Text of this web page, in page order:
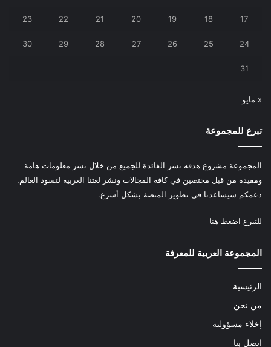
17
18
19
20
21
22
23
24
25
26
27
28
29
30
31
« مايو
تبرع للمجموعة
المجموعة مشروع هدفه نشر الفائدة للجميع من خلال نشر معلومات هامة
ومفيدة من قبل مختصين في كافة المجالات ونشر لغتنا العربية لتسود العالم.
دعمكم سيساعدنا في تطوير المنصة بشكل أسرع.
للتبرع اضغط هنا
المجموعة العربية للمعرفة
الرئيسية
من نحن
إخلاء مسؤولية
اتصل بنا